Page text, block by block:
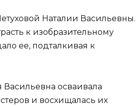
Наталии Васильевны.
к изобразительному
ее, подталкивая к
Васильевна осваивала
и восхищалась их